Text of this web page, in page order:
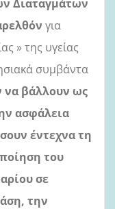
Διαταγμάτων
για
» της υγείας
συμβάντα
να βάλλουν ως
ασφάλεια
έντεχνα τη
του
σε
την